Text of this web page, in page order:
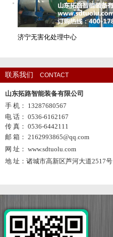
济宁无害化处理中心
联系我们 CONTACT
山东拓路智能装备有限公司
手 机： 13287680567
电 话： 0536-6162167
传 真： 0536-6442111
邮 箱： 2162993865@qq.com
网 址： www.sdtuolu.com
地 址：诸城市高新区芦河大道2517号